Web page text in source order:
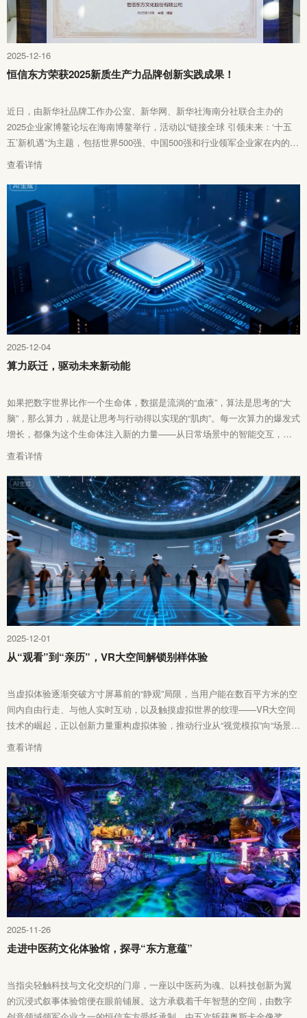
2025-12-16
恒信东方荣获2025新质生产力品牌创新实践成果！
近日，由新华社品牌工作办公室、新华网、新华社海南分社联合主办的
2025企业家博鳌论坛在海南博鳌举行，活动以“链接全球 引领未来：‘十五
五’新机遇”为主题，包括世界500强、中国500强和行业领军企业家在内的各
界嘉宾汇聚一堂，共话“十五五”发展新机遇，共探新发展格局下企业发展的
新路径、新作为。
查看详情
2025-12-04
算力跃迁，驱动未来新动能
如果把数字世界比作一个生命体，数据是流淌的“血液”，算法是思考的“大
脑”，那么算力，就是让思考与行动得以实现的“肌肉”。每一次算力的爆发式
增长，都像为这个生命体注入新的力量——从日常场景中的智能交互，到
科研领域里的计算，背后都有这股神秘的力量在支撑。
查看详情
2025-12-01
从“观看”到“亲历”，VR大空间解锁别样体验
当虚拟体验逐渐突破方寸屏幕前的“静观”局限，当用户能在数百平方米的空
间内自由行走、与他人实时互动，以及触摸虚拟世界的纹理——VR大空间
技术的崛起，正以创新力量重构虚拟体验，推动行业从“视觉模拟”向“场景亲
历”转变。
查看详情
2025-11-26
走进中医药文化体验馆，探寻“东方意蕴”
当指尖轻触科技与文化交织的门扉，一座以中医药为魂、以科技创新为翼
的沉浸式叙事体验馆便在眼前铺展。这方承载着千年智慧的空间，由数字